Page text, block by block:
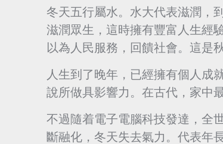
冬天五行屬水。水大代表滋潤，
滋潤眾生，這時擁有豐富人生經
以為人民服務，回饋社會。這是
人生到了晚年，已經擁有個人成
說所做具影響力。在古代，家中
不過隨着電子電腦科技發達，全
斷融化，冬天失去氣力。代表年